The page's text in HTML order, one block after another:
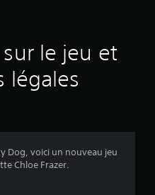
u
9
le jeu et
légales
Dog, voici un nouveau jeu
Chloe Frazer.